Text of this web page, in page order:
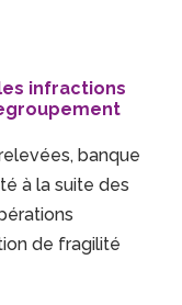
infractions
banque
à la suite des
de fragilité